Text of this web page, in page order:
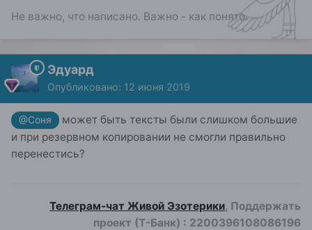
Не важно, что написано. Важно - как понято.
Эдуард
Опубликовано: 12 июня 2019
@Соня
может быть тексты были слишком большие
и при резервном копировании не смогли правильно
перенестись?
Телеграм-чат Живой Эзотерики, Поддержать
проект (Т-Банк) : 2200396108086196